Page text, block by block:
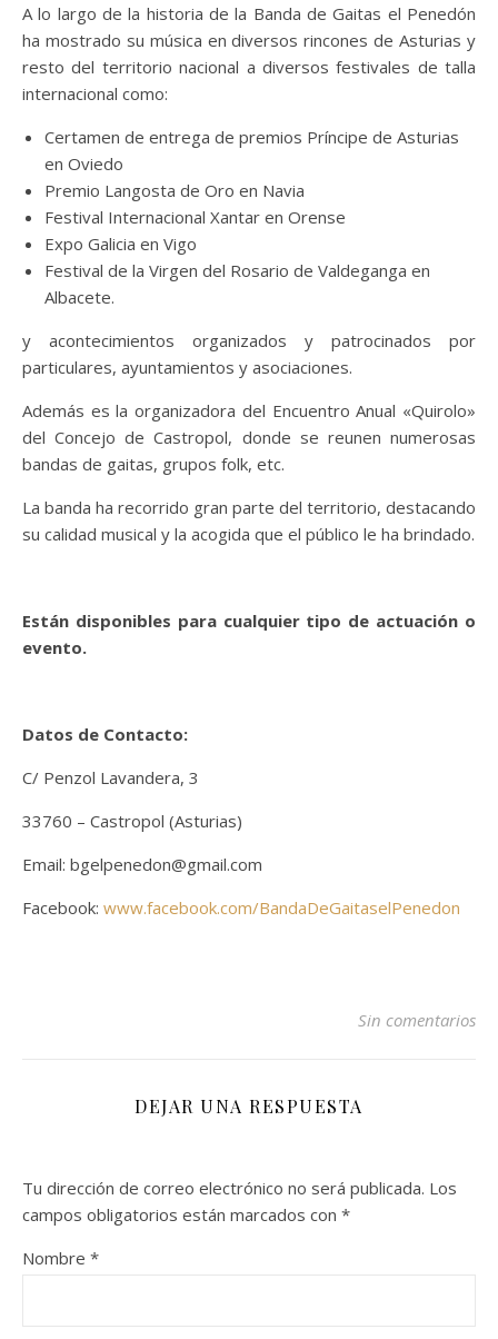
A lo largo de la historia de la Banda de Gaitas el Penedón
ha mostrado su música en diversos rincones de Asturias y
resto del territorio nacional a diversos festivales de talla
internacional como:
Certamen de entrega de premios Príncipe de Asturias
en Oviedo
Premio Langosta de Oro en Navia
Festival Internacional Xantar en Orense
Expo Galicia en Vigo
Festival de la Virgen del Rosario de Valdeganga en
Albacete.
y acontecimientos organizados y patrocinados por
particulares, ayuntamientos y asociaciones.
Además es la organizadora del Encuentro Anual «Quirolo»
del Concejo de Castropol, donde se reunen numerosas
bandas de gaitas, grupos folk, etc.
La banda ha recorrido gran parte del territorio, destacando
su calidad musical y la acogida que el público le ha brindado.
Están disponibles para cualquier tipo de actuación o
evento.
Datos de Contacto:
C/ Penzol Lavandera, 3
33760 – Castropol (Asturias)
Email: bgelpenedon@gmail.com
Facebook: www.facebook.com/BandaDeGaitaselPenedon
Sin comentarios
DEJAR UNA RESPUESTA
Tu dirección de correo electrónico no será publicada. Los
campos obligatorios están marcados con *
Nombre *